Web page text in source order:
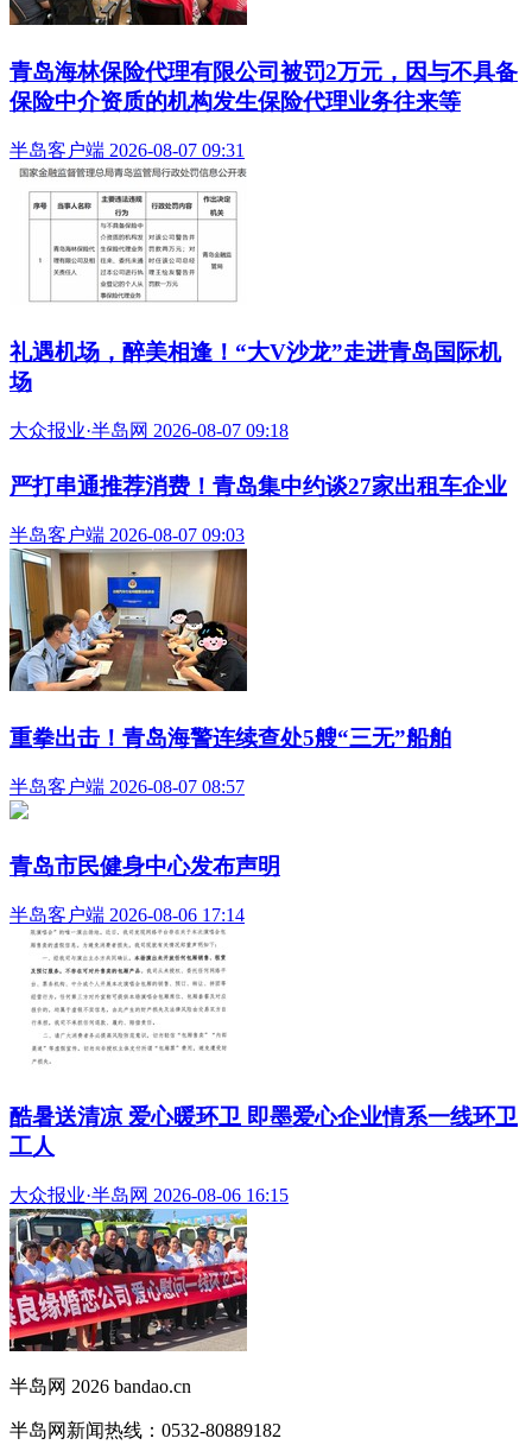
青岛海林保险代理有限公司被罚2万元，因与不具备
保险中介资质的机构发生保险代理业务往来等
半岛客户端 2026-08-07 09:31
礼遇机场，醉美相逢！“大V沙龙”走进青岛国际机
场
大众报业·半岛网 2026-08-07 09:18
严打串通推荐消费！青岛集中约谈27家出租车企业
半岛客户端 2026-08-07 09:03
重拳出击！青岛海警连续查处5艘“三无”船舶
半岛客户端 2026-08-07 08:57
青岛市民健身中心发布声明
半岛客户端 2026-08-06 17:14
酷暑送清凉 爱心暖环卫 即墨爱心企业情系一线环卫
工人
大众报业·半岛网 2026-08-06 16:15
半岛网 2026 bandao.cn
半岛网新闻热线：0532-80889182